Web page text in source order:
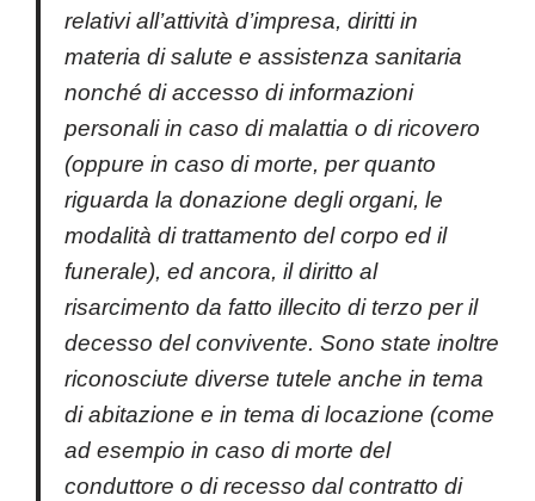
relativi all’attività d’impresa, diritti in
materia di salute e assistenza sanitaria
nonché di accesso di informazioni
personali in caso di malattia o di ricovero
(oppure in caso di morte, per quanto
riguarda la donazione degli organi, le
modalità di trattamento del corpo ed il
funerale), ed ancora, il diritto al
risarcimento da fatto illecito di terzo per il
decesso del convivente. Sono state inoltre
riconosciute diverse tutele anche in tema
di abitazione e in tema di locazione (come
ad esempio in caso di morte del
conduttore o di recesso dal contratto di